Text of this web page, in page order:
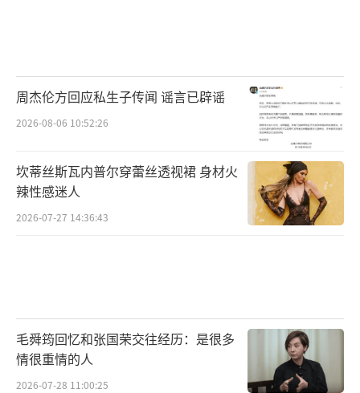
周杰伦方回应私生子传闻 谣言已辟谣
2026-08-06 10:52:26
坎蒂丝斯瓦内普尔穿蕾丝透视裙 身材火
辣性感迷人
2026-07-27 14:36:43
毛舜筠回忆和张国荣交往经历：是很多
情很重情的人
2026-07-28 11:00:25